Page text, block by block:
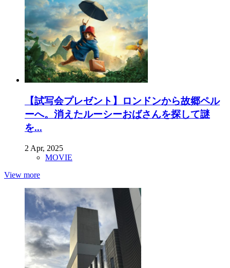
【試写会プレゼント】ロンドンから故郷ペル
ーへ。消えたルーシーおばさんを探して謎
を...
2 Apr, 2025
MOVIE
View more